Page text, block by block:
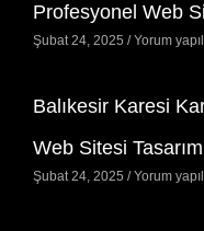
Profesyonel Web
Şubat 24, 2025 Yorum
Balıkesir Karesi
Web Sitesi
Şubat 24, 2025 Yorum